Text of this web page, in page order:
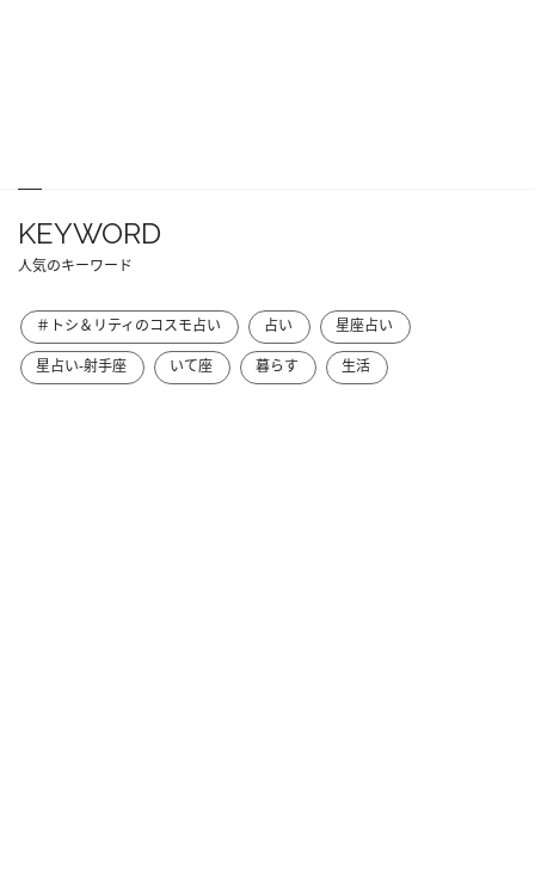
KEYWORD
人気のキーワード
＃トシ＆リティのコスモ占い 占い
星座占い
星占い-射手座
いて座 暮らす 生活